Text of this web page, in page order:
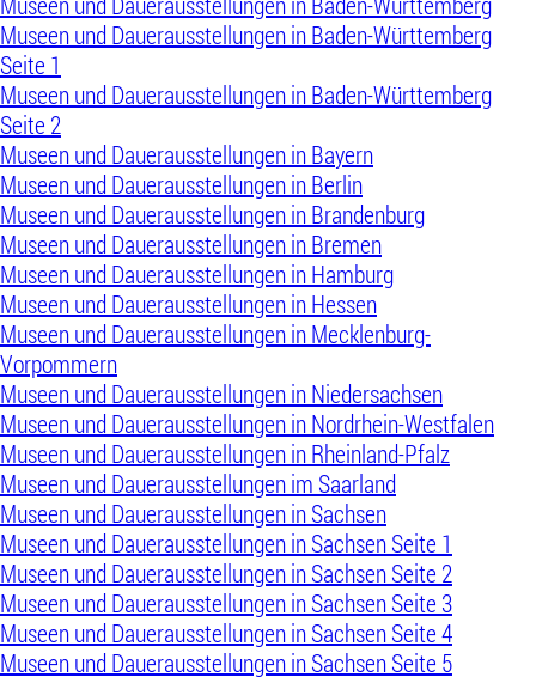
Museen und Dauerausstellungen in Baden-Württemberg
Seite 1
Museen und Dauerausstellungen in Baden-Württemberg
Seite 2
Museen und Dauerausstellungen in Bayern
Museen und Dauerausstellungen in Berlin
Museen und Dauerausstellungen in Brandenburg
Museen und Dauerausstellungen in Bremen
Museen und Dauerausstellungen in Hamburg
Museen und Dauerausstellungen in Hessen
Museen und Dauerausstellungen in Mecklenburg-
Vorpommern
Museen und Dauerausstellungen in Niedersachsen
Museen und Dauerausstellungen in Nordrhein-Westfalen
Museen und Dauerausstellungen in Rheinland-Pfalz
Museen und Dauerausstellungen im Saarland
Museen und Dauerausstellungen in Sachsen
Museen und Dauerausstellungen in Sachsen Seite 1
Museen und Dauerausstellungen in Sachsen Seite 2
Museen und Dauerausstellungen in Sachsen Seite 3
Museen und Dauerausstellungen in Sachsen Seite 4
Museen und Dauerausstellungen in Sachsen Seite 5